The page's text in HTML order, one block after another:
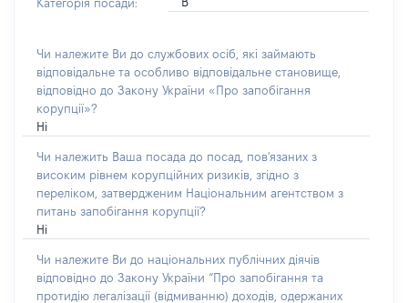
Категорія посади:
Чи належите Ви до службових осіб, які займають
відповідальне та особливо відповідальне становище,
відповідно до Закону України «Про запобігання
корупції»?
Ні
Чи належить Ваша посада до посад, пов'язаних з
високим рівнем корупційних ризиків, згідно з
переліком, затвердженим Національним агентством з
питань запобігання корупції?
Ні
Чи належите Ви до національних публічних діячів
відповідно до Закону України “Про запобігання та
протидію легалізації (відмиванню) доходів, одержаних